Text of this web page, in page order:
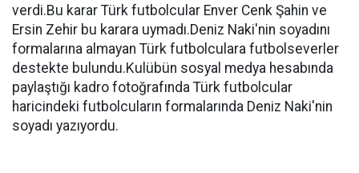
verdi.Bu karar Türk futbolcular Enver Cenk Şahin ve
Ersin Zehir bu karara uymadı.Deniz Naki'nin soyadını
formalarına almayan Türk futbolculara futbolseverler
destekte bulundu.Kulübün sosyal medya hesabında
paylaştığı kadro fotoğrafında Türk futbolcular
haricindeki futbolcuların formalarında Deniz Naki'nin
soyadı yazıyordu.